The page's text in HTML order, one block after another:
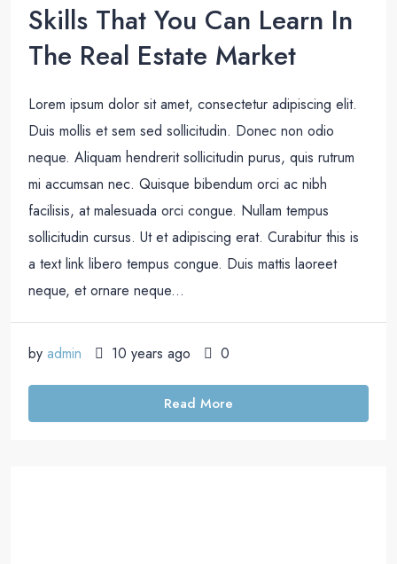
Skills That You Can Learn In
The Real Estate Market
Lorem ipsum dolor sit amet, consectetur adipiscing elit.
Duis mollis et sem sed sollicitudin. Donec non odio
neque. Aliquam hendrerit sollicitudin purus, quis rutrum
mi accumsan nec. Quisque bibendum orci ac nibh
facilisis, at malesuada orci congue. Nullam tempus
sollicitudin cursus. Ut et adipiscing erat. Curabitur this is
a text link libero tempus congue. Duis mattis laoreet
neque, et ornare neque...
by admin 10 years ago 0
Read More